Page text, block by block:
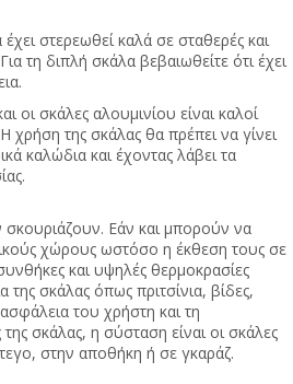
έχει στερεωθεί καλά σε σταθερές και
τη διπλή σκάλα βεβαιωθείτε ότι έχει
οι σκάλες αλουμινίου είναι καλοί
χρήση της σκάλας θα πρέπει να γίνει
καλώδια και έχοντας λάβει τα
σκουριάζουν. Εάν και μπορούν να
χώρους ωστόσο η έκθεση τους σε
και υψηλές θερμοκρασίες
της σκάλας όπως πριτσίνια, βίδες,
του χρήστη και τη
σκάλας, η σύσταση είναι οι σκάλες
στην αποθήκη ή σε γκαράζ.